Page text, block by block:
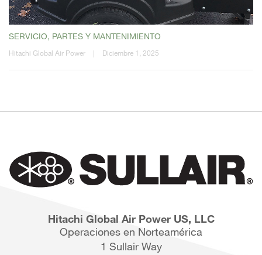
SERVICIO, PARTES Y MANTENIMIENTO
Hitachi Global Air Power | Diciembre 1, 2025
Hitachi Global Air Power US, LLC
Operaciones en Norteamérica
1 Sullair Way